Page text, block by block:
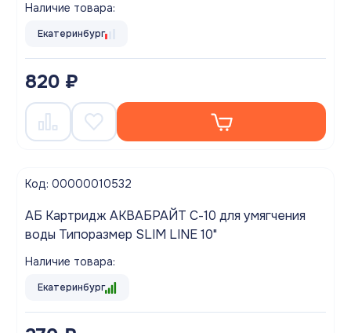
Наличие товара:
Екатеринбург
820 ₽
Код: 00000010532
АБ Картридж АКВАБРАЙТ С-10 для умягчения
воды Типоразмер SLIM LINE 10"
Наличие товара:
Екатеринбург